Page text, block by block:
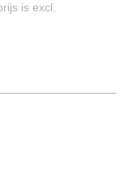
is excl.